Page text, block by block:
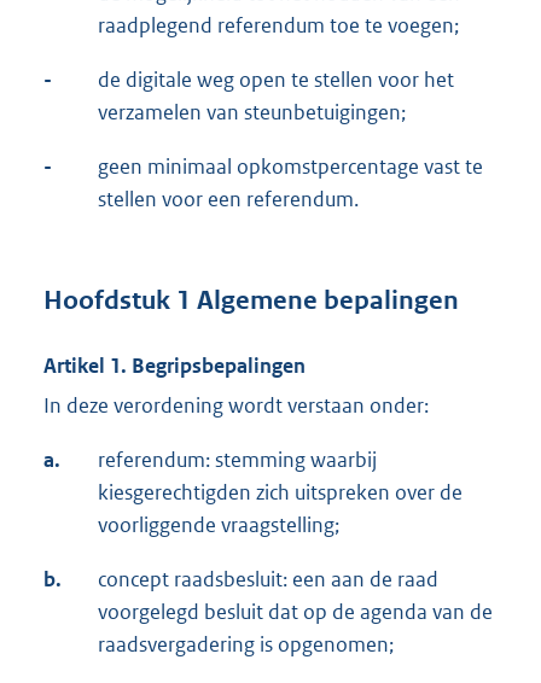
raadplegend referendum toe te voegen;
-
de digitale weg open te stellen voor het
verzamelen van steunbetuigingen;
-
geen minimaal opkomstpercentage vast te
stellen voor een referendum.
Hoofdstuk 1 Algemene bepalingen
Artikel 1. Begripsbepalingen
In deze verordening wordt verstaan onder:
a.
referendum: stemming waarbij
kiesgerechtigden zich uitspreken over de
voorliggende vraagstelling;
b.
concept raadsbesluit: een aan de raad
voorgelegd besluit dat op de agenda van de
raadsvergadering is opgenomen;